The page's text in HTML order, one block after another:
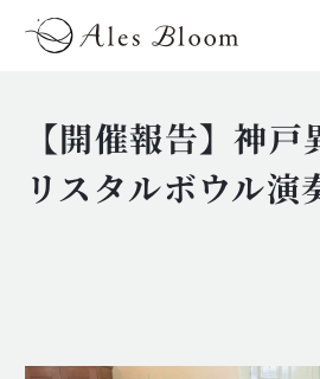
【開催報告】神
リスタルボウル演